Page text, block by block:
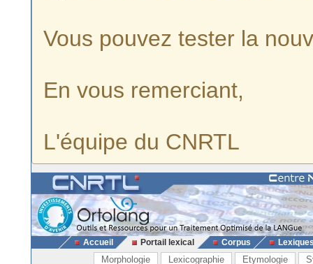
Vous pouvez tester la
En vous remerciant,
L'équipe du CNRTL
Accueil Portail lexical Corpus
Morphologie Lexicographie Etymologie